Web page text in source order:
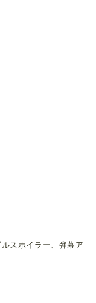
スポイラー、弾幕ア